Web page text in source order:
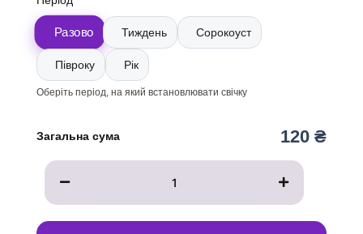
Разово Тиждень Сорокоуст
Півроку Рік
Оберіть період, на який встановлювати свічку
Загальна сума 120 ₴
ікони
святого
Георгія
Побідоносця
кількість